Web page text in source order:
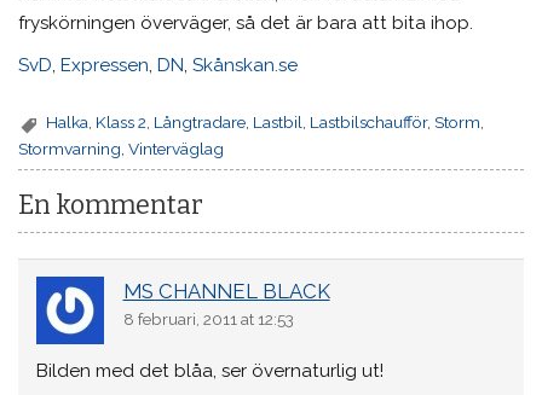
fryskörningen överväger, så det är bara att bita ihop.
SvD,Expressen,DN,Skånskan.se
Halka Klass 2 Långtradare Lastbil Lastbilschaufför,Storm
Stormvarning ,Vinterväglag
En kommentar
MS CHANNEL BLACK
8 februari, 2011 at 12:53
Bilden med det blåa, ser övernaturlig ut!